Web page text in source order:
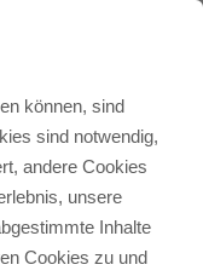
können, sind
sind notwendig,
andere Cookies
unsere
Inhalte
Cookies zu und